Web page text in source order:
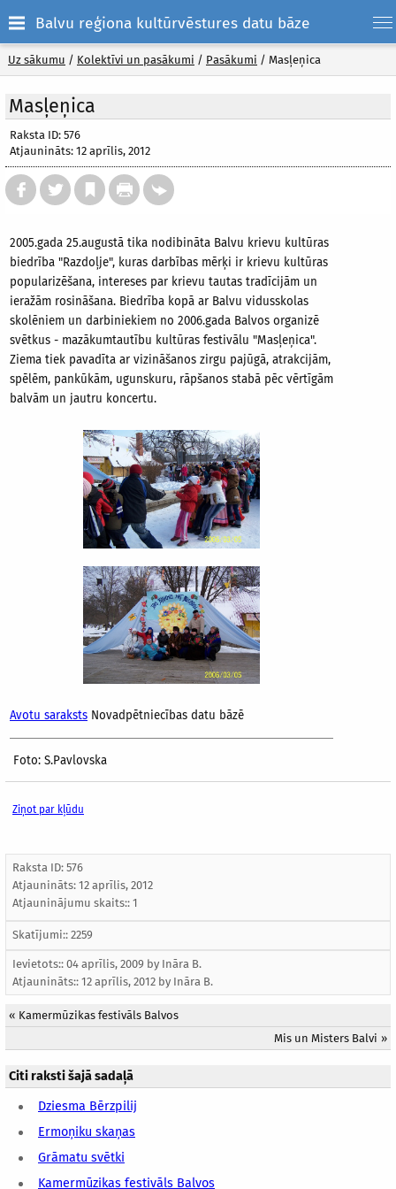
Balvu reģiona kultūrvēstures datu bāze
Uz sākumu / Kolektīvi un pasākumi / Pasākumi / Masļeņica
Masļeņica
Raksta ID: 576
Atjaunināts: 12 aprīlis, 2012
2005.gada 25.augustā tika nodibināta Balvu krievu kultūras
biedrība "Razdoļje", kuras darbības mērķi ir krievu kultūras
popularizēšana, intereses par krievu tautas tradīcijām un
ieražām rosināšana. Biedrība kopā ar Balvu vidusskolas
skolēniem un darbiniekiem no 2006.gada Balvos organizē
svētkus - mazākumtautību kultūras festivālu "Masļeņica".
Ziema tiek pavadīta ar vizināšanos zirgu pajūgā, atrakcijām,
spēlēm, pankūkām, ugunskuru, rāpšanos stabā pēc vērtīgām
balvām un jautru koncertu.
Avotu saraksts Novadpētniecības datu bāzē
Foto: S.Pavlovska
Ziņot par kļūdu
Raksta ID: 576
Atjaunināts: 12 aprīlis, 2012
Atjauninājumu skaits:: 1
Skatījumi:: 2259
Ievietots:: 04 aprīlis, 2009 by Ināra B.
Atjaunināts:: 12 aprīlis, 2012 by Ināra B.
« Kamermūzikas festivāls Balvos
Mis un Misters Balvi »
Citi raksti šajā sadaļā
Dziesma Bērzpilij
Ermoņiku skaņas
Grāmatu svētki
Kamermūzikas festivāls Balvos